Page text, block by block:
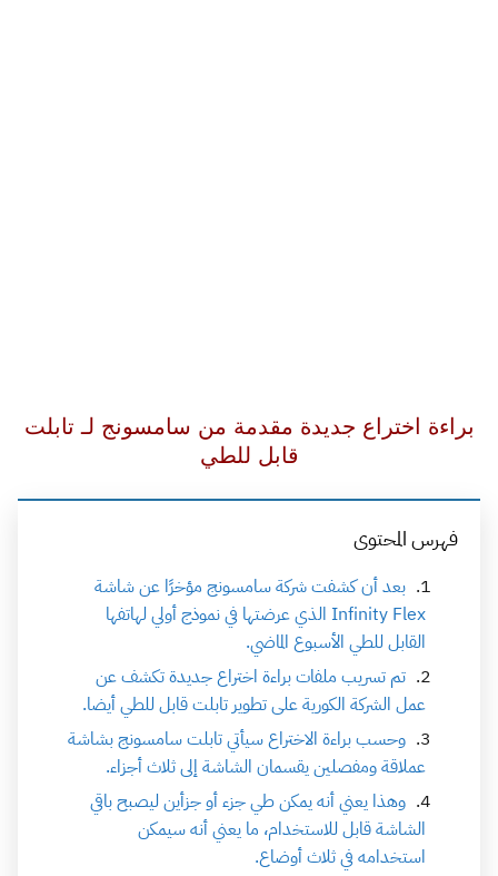
براءة اختراع جديدة مقدمة من سامسونج لـ تابلت
قابل للطي
فهرس المحتوى
بعد أن كشفت شركة سامسونج مؤخرًا عن شاشة
Infinity Flex الذي عرضتها في نموذج أولي لهاتفها
القابل للطي الأسبوع الماضي.
تم تسريب ملفات براءة اختراع جديدة تكشف عن
عمل الشركة الكورية على تطوير تابلت قابل للطي أيضا.
وحسب براءة الاختراع سيأتي تابلت سامسونج بشاشة
عملاقة ومفصلين يقسمان الشاشة إلى ثلاث أجزاء.
وهذا يعني أنه يمكن طي جزء أو جزأين ليصبح باقي
الشاشة قابل للاستخدام، ما يعني أنه سيمكن
استخدامه في ثلاث أوضاع.